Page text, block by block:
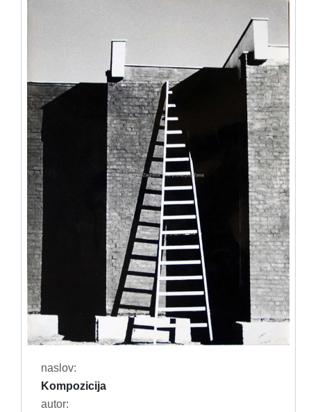
naslov:
Kompozicija
autor: